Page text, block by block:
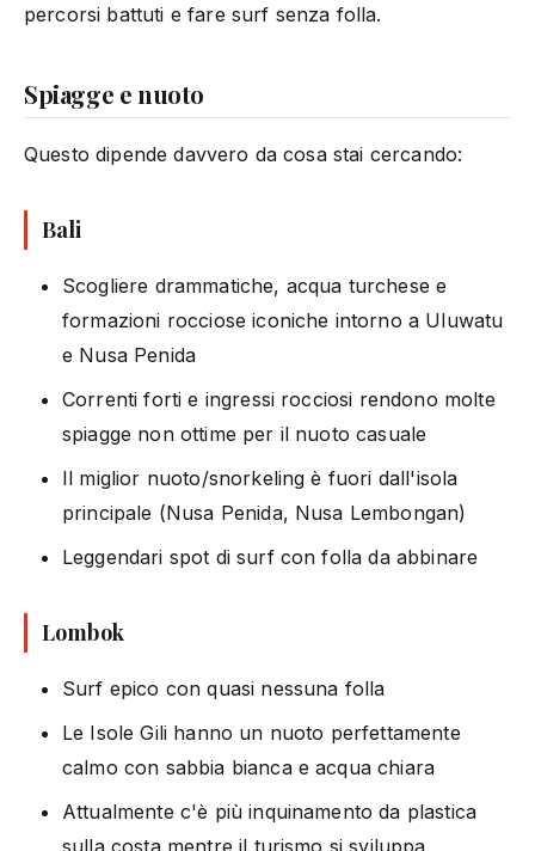
percorsi battuti e fare surf senza folla.
Spiagge e nuoto
Questo dipende davvero da cosa stai cercando:
Bali
Scogliere drammatiche, acqua turchese e
formazioni rocciose iconiche intorno a Uluwatu
e Nusa Penida
Correnti forti e ingressi rocciosi rendono molte
spiagge non ottime per il nuoto casuale
Il miglior nuoto/snorkeling è fuori dall'isola
principale (Nusa Penida, Nusa Lembongan)
Leggendari spot di surf con folla da abbinare
Lombok
Surf epico con quasi nessuna folla
Le Isole Gili hanno un nuoto perfettamente
calmo con sabbia bianca e acqua chiara
Attualmente c'è più inquinamento da plastica
sulla costa mentre il turismo si sviluppa